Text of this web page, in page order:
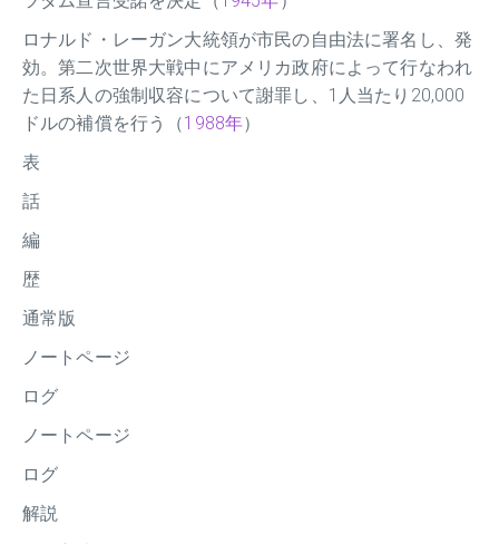
ロナルド・レーガン大統領が市民の自由法に署名し、発
効。第二次世界大戦中にアメリカ政府によって行なわれ
た日系人の強制収容について謝罪し、1人当たり20,000
ドルの補償を行う（1988年）
表
話
編
歴
通常版
ノートページ
ログ
ノートページ
ログ
解説